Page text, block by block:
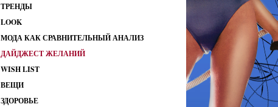
ТРЕНДЫ
LOOK
МОДА КАК СРАВНИТЕЛЬНЫЙ АНАЛИЗ
ДАЙДЖЕСТ ЖЕЛАНИЙ
WISH LIST
ВЕЩИ
ЗДОРОВЬЕ